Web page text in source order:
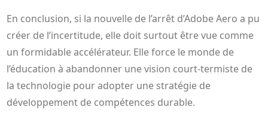
En conclusion, si la nouvelle de l’arrêt d’Adobe Aero a pu
créer de l’incertitude, elle doit surtout être vue comme
un formidable accélérateur. Elle force le monde de
l’éducation à abandonner une vision court-termiste de
la technologie pour adopter une stratégie de
développement de compétences durable.